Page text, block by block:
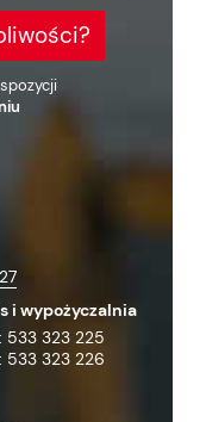
i wypożyczalnia
533 323 225
533 323 226